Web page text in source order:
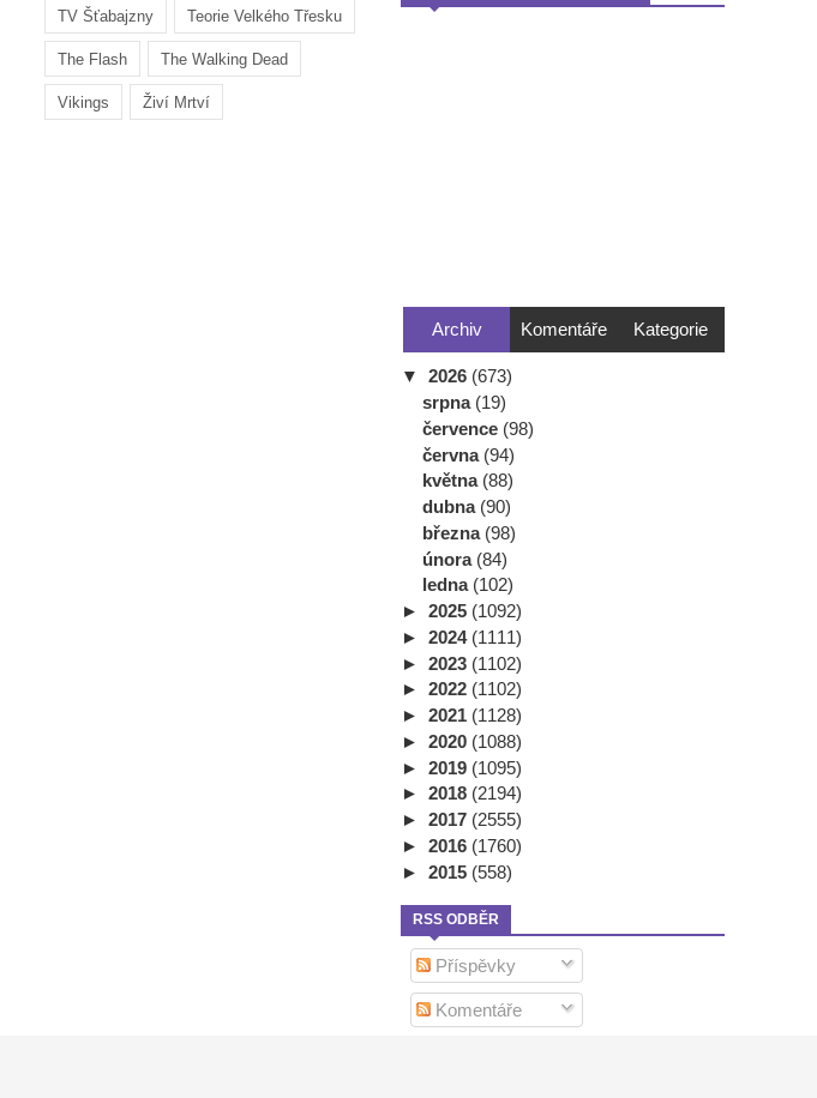
TV Šťabajzny Teorie Velkého Třesku
The Flash The Walking Dead
Vikings Živí Mrtví
Archiv Komentáře Kategorie
▼ 2026 (673)
srpna (19)
července (98)
června (94)
května (88)
dubna (90)
března (98)
února (84)
ledna (102)
► 2025 (1092)
► 2024 (1111)
► 2023 (1102)
► 2022 (1102)
► 2021 (1128)
► 2020 (1088)
► 2019 (1095)
► 2018 (2194)
► 2017 (2555)
► 2016 (1760)
► 2015 (558)
RSS ODBĚR
Příspěvky
Komentáře